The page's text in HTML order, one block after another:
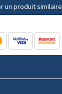
un produit similaire